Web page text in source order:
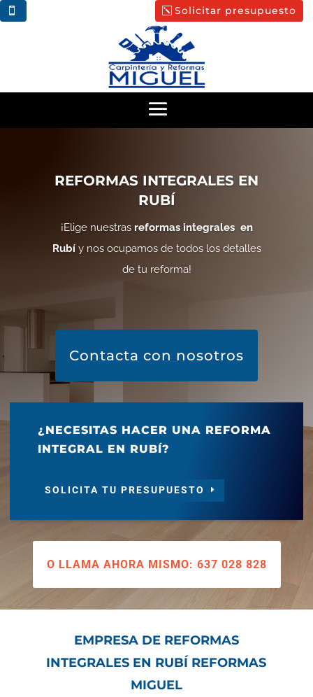
Solicitar presupuesto
REFORMAS INTEGRALES EN
RUBÍ
¡Elige nuestras reformas integrales en
Rubí y nos ocupamos de todos los detalles
de tu reforma!
Contacta con nosotros
¿NECESITAS HACER UNA REFORMA
INTEGRAL EN RUBÍ?
SOLICITA TU PRESUPUESTO
O LLAMA AHORA MISMO: 637 028 828
EMPRESA DE REFORMAS
INTEGRALES EN RUBÍ REFORMAS
MIGUEL